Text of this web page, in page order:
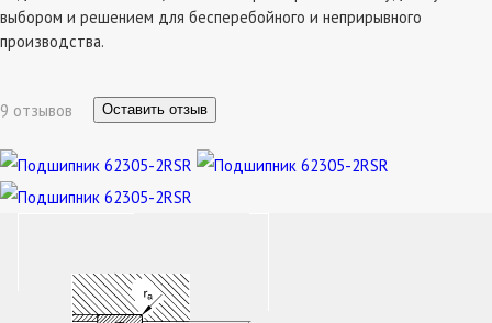
выбором и решением для бесперебойного и неприрывного
производства.
9 отзывов Оставить отзыв